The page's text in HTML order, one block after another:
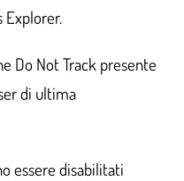
Explorer.
Do Not Track presente
di ultima
essere disabilitati